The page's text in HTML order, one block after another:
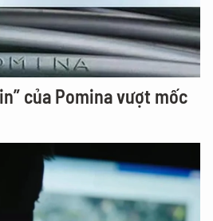
của Pomina vượt mốc